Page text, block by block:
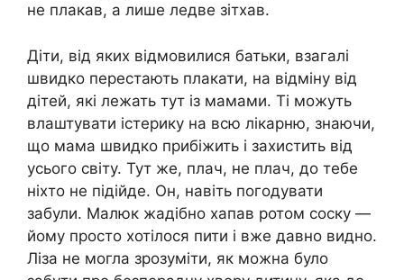
не плакав, а лише ледве зітхав.
Діти, від яких відмовилися батьки, взагалі
швидко перестають плакати, на відміну від
дітей, які лежать тут із мамами. Ті можуть
влаштувати істерику на всю лікарню, знаючи,
що мама швидко прибіжить і захистить від
усього світу. Тут же, плач, не плач, до тебе
ніхто не підійде. Он, навіть погодувати
забули. Малюк жадібно хапав ротом соску —
йому просто хотілося пити і вже давно видно.
Ліза не могла зрозуміти, як можна було